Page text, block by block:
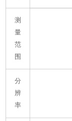
测
量
范
围
分
辨
率